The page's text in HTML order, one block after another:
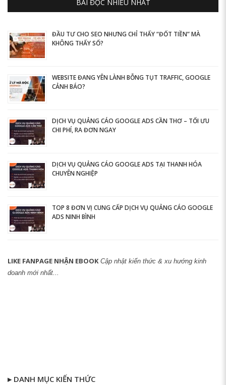
BÀI ĐỌC NHIỀU NHẤT
ĐẦU TƯ CHO SEO NHƯNG CHỈ THẤY “ĐỐT TIỀN” MÀ
KHÔNG THẤY SỐ?
WEBSITE ĐANG YÊN LÀNH BỖNG TỤT TRAFFIC, GOOGLE
CẢNH BÁO?
DỊCH VỤ QUẢNG CÁO GOOGLE ADS CẦN THƠ – TỐI ƯU
CHI PHÍ, RA ĐƠN NGAY
DỊCH VỤ QUẢNG CÁO GOOGLE ADS TẠI THANH HÓA
CHUYÊN NGHIỆP
TOP 8 ĐƠN VỊ CUNG CẤP DỊCH VỤ QUẢNG CÁO GOOGLE
ADS NINH BÌNH
LIKE FANPAGE NHẬN EBOOK Cập nhật kiến thức & xu hướng kinh
doanh mới nhất...
▸ DANH MỤC KIẾN THỨC